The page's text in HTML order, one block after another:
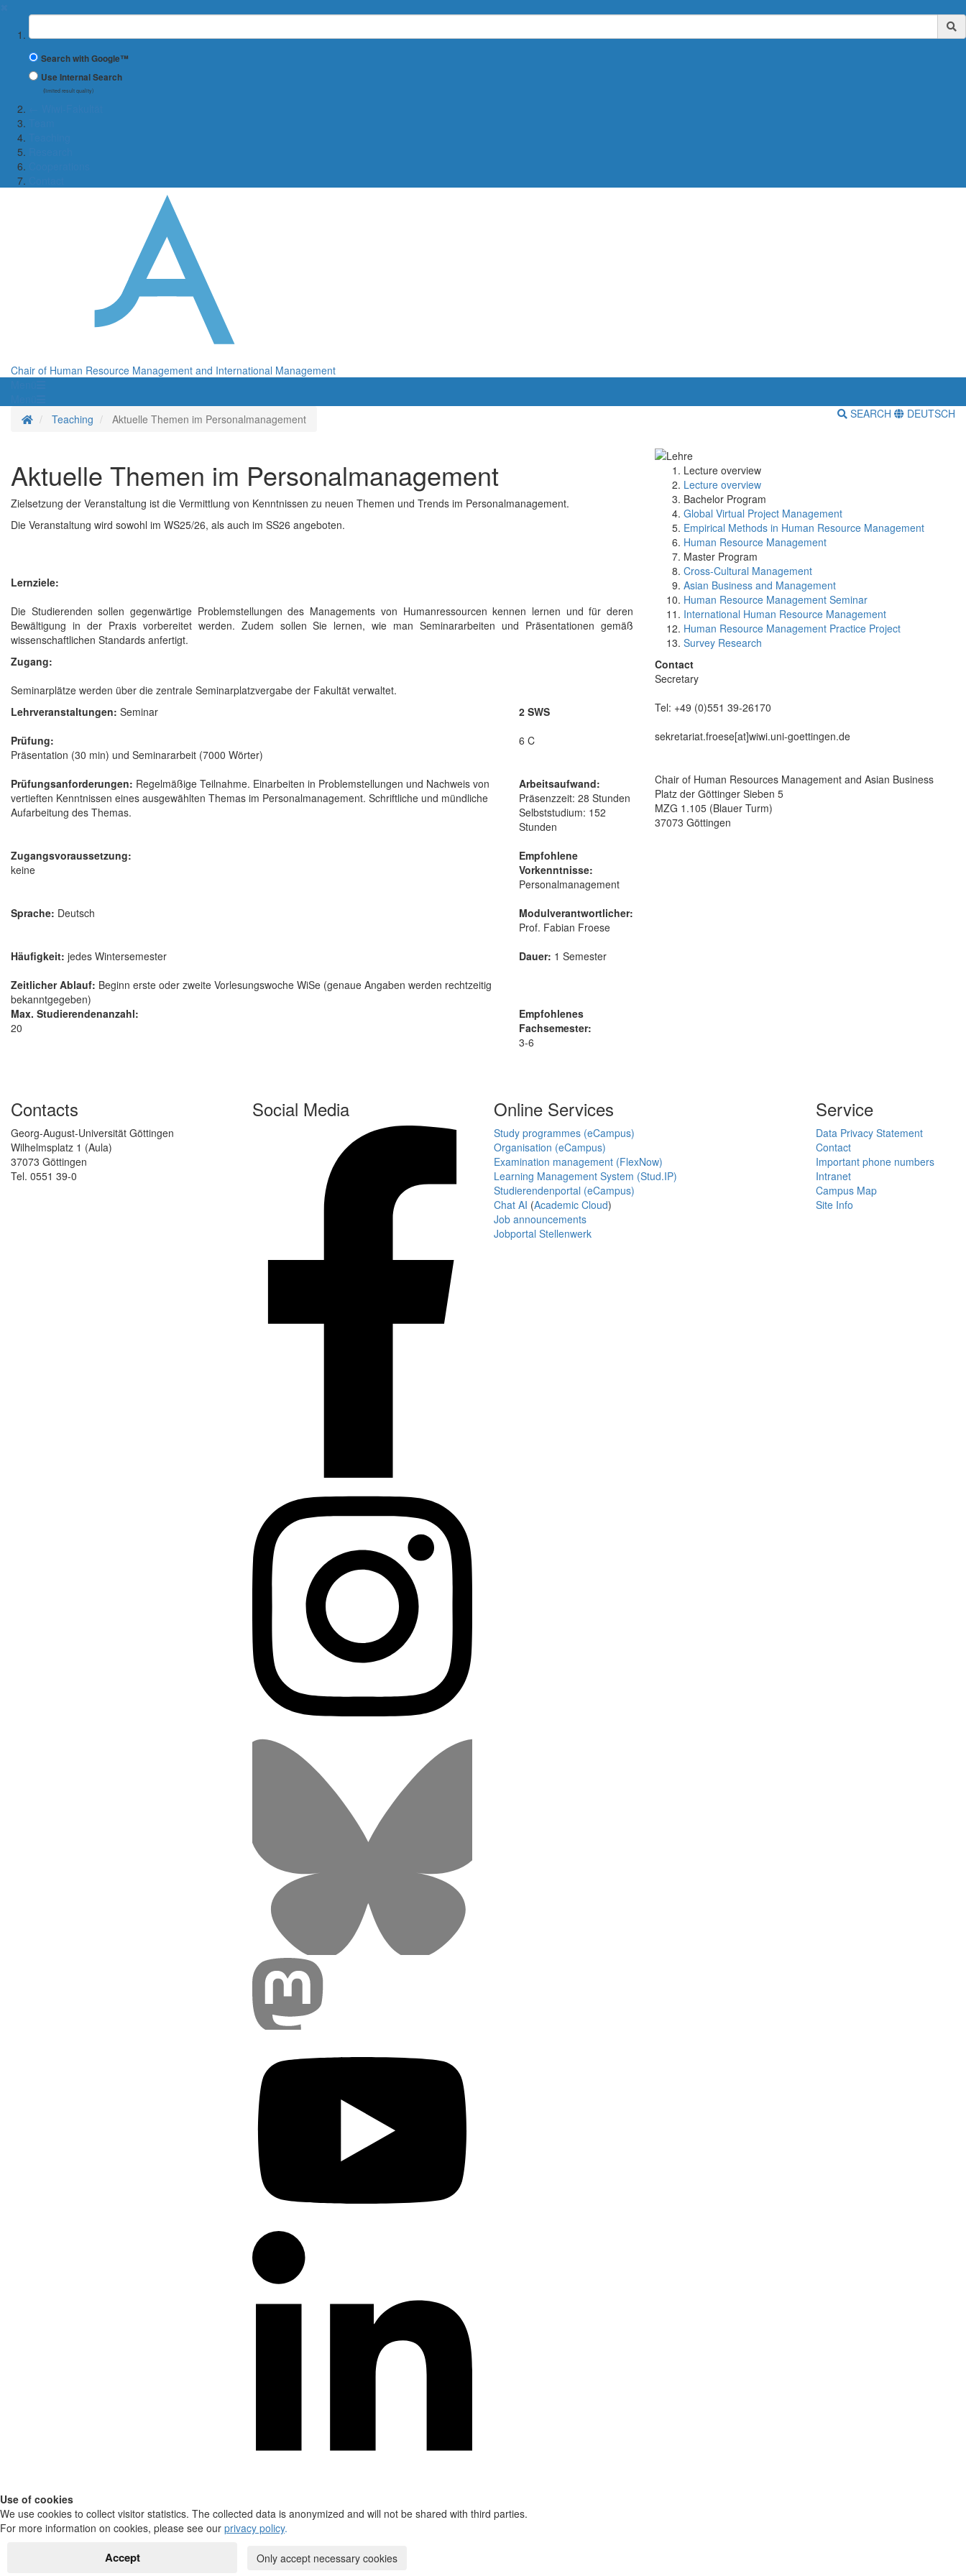
Suchbegriff
Search with Google™
Use Internal Search
(limited result quality)
Chair of Human Resource Management and International Management
Homepage
Teaching Aktuelle Themen im Personalmanagement SEARCH DEUTSCH
Aktuelle Themen im Personalmanagement
Zielsetzung der Veranstaltung ist die Vermittlung von Kenntnissen zu neuen Themen und Trends im Personalmanagement.
Die Veranstaltung wird sowohl im WS25/26, als auch im SS26 angeboten.
Lernziele:
Die Studierenden sollen gegenwärtige Problemstellungen des Managements von Humanressourcen kennen lernen und für deren
Bewältigung in der Praxis vorbereitet werden. Zudem sollen Sie lernen, wie man Seminararbeiten und Präsentationen gemäß
wissenschaftlichen Standards anfertigt.
Zugang:
Seminarplätze werden über die zentrale Seminarplatzvergabe der Fakultät verwaltet.
Lehrveranstaltungen: Seminar
2 SWS
Prüfung:
Präsentation (30 min) und Seminararbeit (7000 Wörter)
6 C
Prüfungsanforderungen: Regelmäßige Teilnahme. Einarbeiten in Problemstellungen und Nachweis von
vertieften Kenntnissen eines ausgewählten Themas im Personalmanagement. Schriftliche und mündliche
Aufarbeitung des Themas.
Arbeitsaufwand:
Präsenzzeit: 28 Stunden
Selbststudium: 152
Stunden
Zugangsvoraussetzung:
keine
Empfohlene
Vorkenntnisse:
Personalmanagement
Sprache: Deutsch
Modulverantwortlicher:
Prof. Fabian Froese
Häufigkeit: jedes Wintersemester Dauer: 1 Semester
Zeitlicher Ablauf: Beginn erste oder zweite Vorlesungswoche WiSe (genaue Angaben werden rechtzeitig
bekanntgegeben)
Max. Studierendenanzahl:
20
Empfohlenes
Fachsemester:
3-6
Lecture overview
Lecture overview
Bachelor Program
Global Virtual Project Management
Empirical Methods in Human Resource Management
Human Resource Management
Master Program
Cross-Cultural Management
Asian Business and Management
Human Resource Management Seminar
International Human Resource Management
Human Resource Management Practice Project
Survey Research
Contact
Secretary
Tel: +49 (0)551 39-26170
sekretariat.froese[at]wiwi.uni-goettingen.de
Chair of Human Resources Management and Asian Business
Platz der Göttinger Sieben 5
MZG 1.105 (Blauer Turm)
37073 Göttingen
Contacts
Georg-August-Universität Göttingen
Wilhelmsplatz 1 (Aula)
37073 Göttingen
Tel. 0551 39-0
Social Media Online Services
Study programmes (eCampus)
Organisation (eCampus)
Examination management (FlexNow)
Learning Management System (Stud.IP)
Studierendenportal (eCampus)
Chat AI (Academic Cloud)
Job announcements
Jobportal Stellenwerk
Service
Data Privacy Statement
Contact
Important phone numbers
Intranet
Campus Map
Site Info
Use of cookies
We use cookies to collect visitor statistics. The collected data is anonymized and will not be shared with third parties.
For more information on cookies, please see our privacy policy.
Accept Only accept necessary cookies